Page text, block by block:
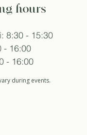
hours
8:30 - 15:30
- 16:00
- 16:00
during events.